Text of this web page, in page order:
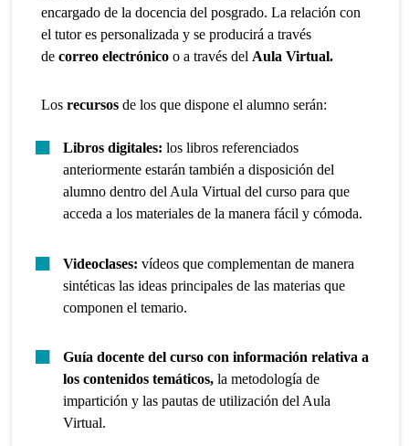
encargado de la docencia del posgrado. La relación con
el tutor es personalizada y se producirá a través
decorreo electrónico o a través delAula Virtual.
Losrecursos de los que dispone el alumno serán:
Libros digitales:los libros referenciados
anteriormente estarán también a disposición del
alumno dentro del Aula Virtual del curso para que
acceda a los materiales de la manera fácil y cómoda.
Videoclases:vídeos que complementan de manera
sintéticas las ideas principales de las materias que
componen el temario.
Guía docente del curso con información relativa a
los contenidos temáticos, la metodología de
impartición y las pautas de utilización del Aula
Virtual.